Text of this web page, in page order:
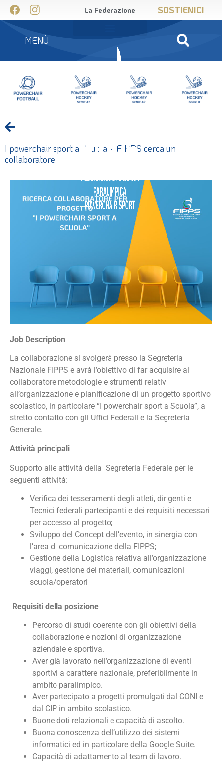
La Federazione SOSTIENICI
MENÙ
I powerchair sport a Scuola – FIPPS cerca un
collaboratore
Job Description
La collaborazione si svolgerà presso la Segreteria
Nazionale FIPPS e avrà l’obiettivo di far acquisire al
collaboratore metodologie e strumenti relativi
all’organizzazione e pianificazione di un progetto sportivo
scolastico, in particolare “I powerchair sport a Scuola”, a
stretto contatto con gli Uffici Federali e la Segreteria
Generale.
Attività principali
Supporto alle attività della Segreteria Federale per le
seguenti attività:
Verifica dei tesseramenti degli atleti, dirigenti e
Tecnici federali partecipanti e dei requisiti necessari
per accesso al progetto;
Sviluppo del Concept dell’evento, in sinergia con
l’area di comunicazione della FIPPS;
Gestione della Logistica relativa all’organizzazione
viaggi, gestione dei materiali, comunicazioni
scuola/operatori
Requisiti della posizione
Percorso di studi coerente con gli obiettivi della
collaborazione e nozioni di organizzazione
aziendale e sportiva.
Aver già lavorato nell’organizzazione di eventi
sportivi a carattere nazionale, preferibilmente in
ambito paralimpico.
Aver partecipato a progetti promulgati dal CONI e
dal CIP in ambito scolastico.
Buone doti relazionali e capacità di ascolto.
Buona conoscenza dell’utilizzo dei sistemi
informatici ed in particolare della Google Suite.
Capacità di adattamento al team di lavoro.